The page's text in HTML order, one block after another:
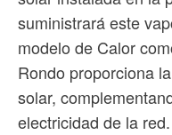
suministrará este
modelo de Calor
Rondo proporciona
solar,
electricidad de la red.